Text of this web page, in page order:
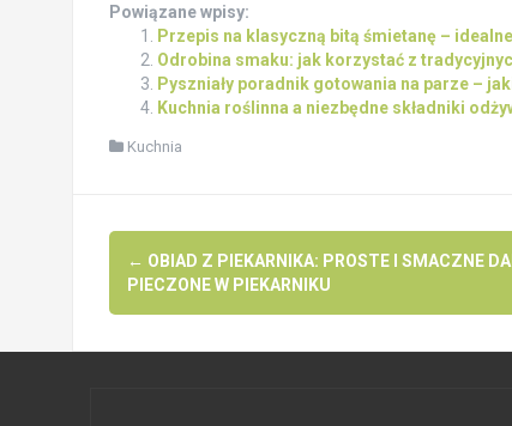
Powiązane wpisy:
Przepis na klasyczną bitą śmietanę –
Odrobina smaku: jak korzystać z
Pyszniały poradnik gotowania na parze –
Kuchnia roślinna a niezbędne składniki
Kuchnia
Post
navigation
← OBIAD Z PIEKARNIKA: PROSTE I SMACZNE
PIECZONE W PIEKARNIKU